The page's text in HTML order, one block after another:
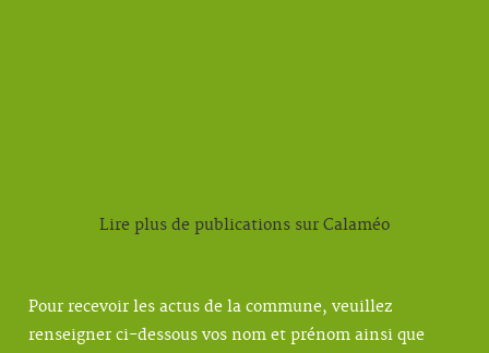
Lire plus de publications sur Calaméo
Pour recevoir les actus de la commune, veuillez
renseigner ci-dessous vos nom et prénom ainsi que